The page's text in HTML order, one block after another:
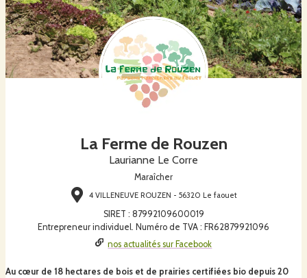
La Ferme de Rouzen
Laurianne Le Corre
Maraîcher
4 VILLENEUVE ROUZEN - 56320 Le faouet
SIRET : 87992109600019
Entrepreneur individuel. Numéro de TVA : FR62879921096
nos actualités sur Facebook
Au cœur de 18 hectares de bois et de prairies certifiées bio depuis 20